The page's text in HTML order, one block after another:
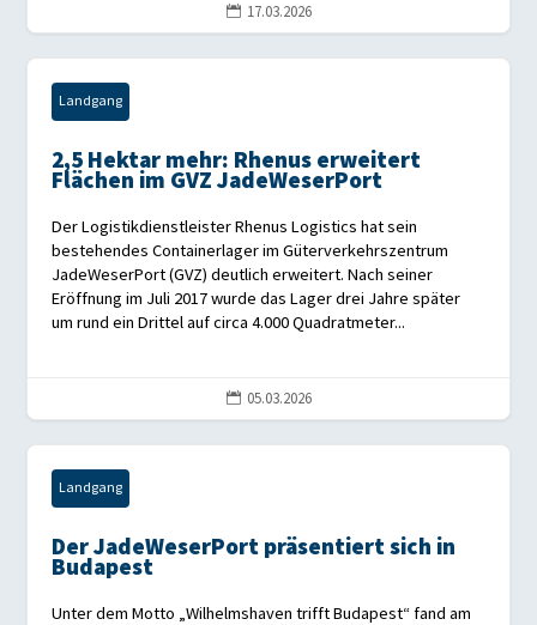
 17.03.2026
Landgang
2,5 Hektar mehr: Rhenus erweitert
Flächen im GVZ JadeWeserPort
Der Logistikdienstleister Rhenus Logistics hat sein
bestehendes Containerlager im Güterverkehrszentrum
JadeWeserPort (GVZ) deutlich erweitert. Nach seiner
Eröffnung im Juli 2017 wurde das Lager drei Jahre später
um rund ein Drittel auf circa 4.000 Quadratmeter...
 05.03.2026
Landgang
Der JadeWeserPort präsentiert sich in
Budapest
Unter dem Motto „Wilhelmshaven trifft Budapest“ fand am